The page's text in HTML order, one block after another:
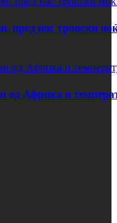
пред нас тропски
од Африка и